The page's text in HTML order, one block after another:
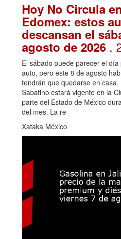
Hoy No Circula
Edomex: estos
descansan el
agosto de 2026 .
El sábado puede parecer el
auto, pero este 8 de agosto
tendrán que quedarse en casa.
Sabatino estará vigente en la
parte del Estado de México
del mes. La re
Xataka México